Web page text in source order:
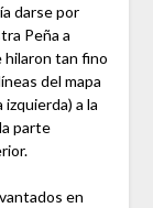
darse por
Peña a
hilaron tan fino
del mapa
a la
parte
en